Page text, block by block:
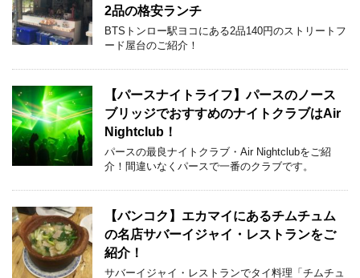
2品の格安ランチ
BTSトンロー駅ヨコにある2品140円のストリートフ
ード屋台のご紹介！
【パースナイトライフ】パースのノース
ブリッジでおすすめのナイトクラブはAir
Nightclub！
パースの最良ナイトクラブ・Air Nightclubをご紹
介！間違いなくパースで一番のクラブです。
【バンコク】エカマイにあるチムチュム
の名店サバーイジャイ・レストランをご
紹介！
サバーイジャイ・レストランでタイ料理「チムチュ